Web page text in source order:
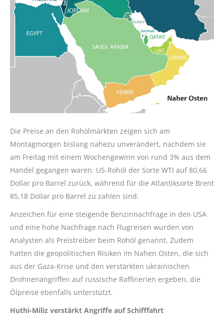
Die Preise an den Rohölmärkten zeigen sich am
Montagmorgen bislang nahezu unverändert, nachdem sie
am Freitag mit einem Wochengewinn von rund 3% aus dem
Handel gegangen waren. US-Rohöl der Sorte WTI auf 80,66
Dollar pro Barrel zurück, während für die Atlantiksorte Brent
85,18 Dollar pro Barrel zu zahlen sind.
Anzeichen für eine steigende Benzinnachfrage in den USA
und eine hohe Nachfrage nach Flugreisen wurden von
Analysten als Preistreiber beim Rohöl genannt. Zudem
hatten die geopolitischen Risiken im Nahen Osten, die sich
aus der Gaza-Krise und den verstärkten ukrainischen
Drohnenangriffen auf russische Raffinerien ergeben, die
Ölpreise ebenfalls unterstützt.
Huthi-Miliz verstärkt Angriffe auf Schifffahrt